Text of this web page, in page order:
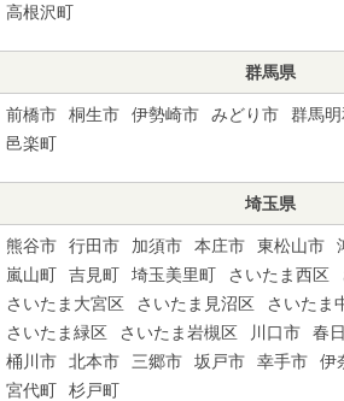
高根沢町
群馬県
前橋市 桐生市 伊勢崎市 みどり市 群馬
邑楽町
埼玉県
熊谷市 行田市 加須市 本庄市 東松山市
嵐山町
吉見町 埼玉美里町 さいたま西区
さいたま大宮区
さいたま見沼区 さいたま
さいたま緑区
さいたま岩槻区 川口市 春
桶川市
北本市 三郷市 坂戸市 幸手市 伊
宮代町
杉戸町